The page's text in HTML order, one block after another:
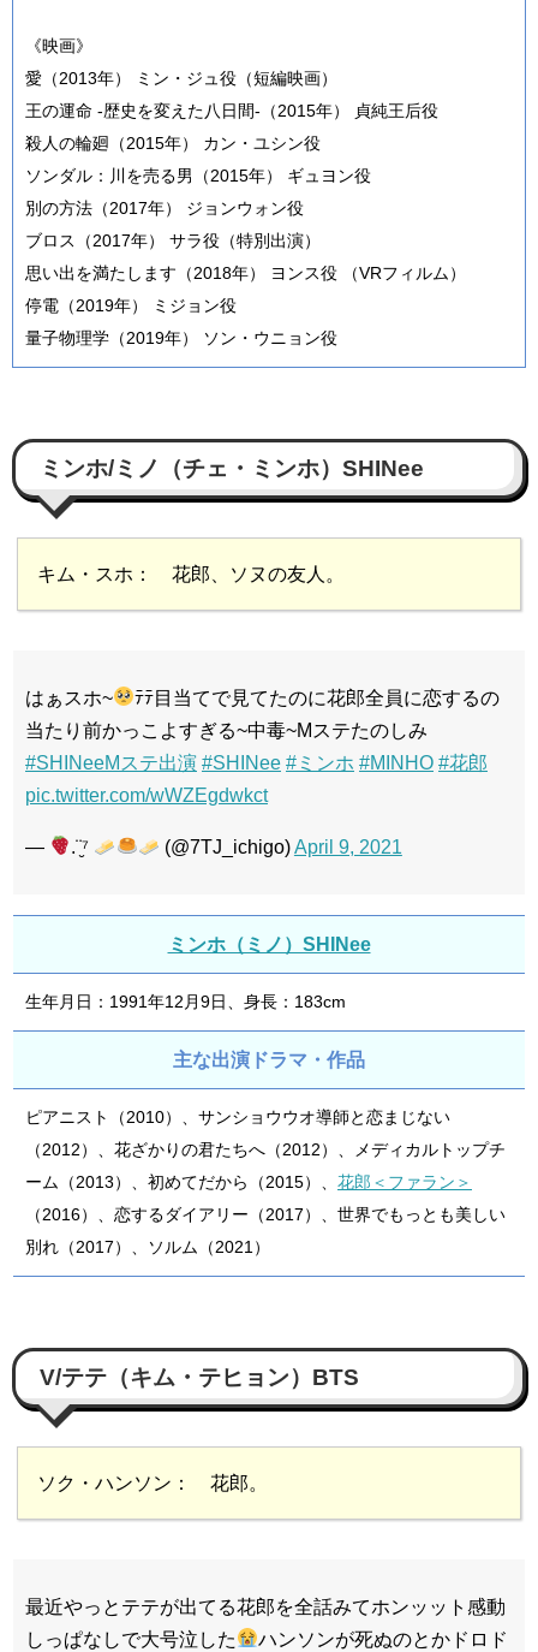
《映画》
愛（2013年） ミン・ジュ役（短編映画）
王の運命 -歴史を変えた八日間-（2015年） 貞純王后役
殺人の輪廻（2015年） カン・ユシン役
ソンダル：川を売る男（2015年） ギュヨン役
別の方法（2017年） ジョンウォン役
ブロス（2017年） サラ役（特別出演）
思い出を満たします（2018年） ヨンス役 （VRフィルム）
停電（2019年） ミジョン役
量子物理学（2019年） ソン・ウニョン役
ミンホ/ミノ（チェ・ミンホ）SHINee
キム・スホ： 花郎、ソヌの友人。
はぁスホ~
ﾃﾃ目当てで見てたのに花郎全員に恋するの
当たり前かっこよすぎる~中毒~Mステたのしみ
#SHINeeMステ出演 #SHINee #ミンホ #MINHO #花郎
pic.twitter.com/wWZEgdwkct
— .¨̮⁷ (@7TJ_ichigo)April 9, 2021
ミンホ（ミノ）SHINee
生年月日：1991年12月9日、身長：183cm
主な出演ドラマ・作品
ピアニスト（2010）、サンショウウオ導師と恋まじない
（2012）、花ざかりの君たちへ（2012）、メディカルトップチ
ーム（2013）、初めてだから（2015）、 花郎＜ファラン＞
（2016）、恋するダイアリー（2017）、世界でもっとも美しい
別れ（2017）、ソルム（2021）
V/テテ（キム・テヒョン）BTS
ソク・ハンソン： 花郎。
最近やっとテテが出てる花郎を全話みてホンッット感動
しっぱなしで大号泣した
ハンソンが死ぬのとかドロド